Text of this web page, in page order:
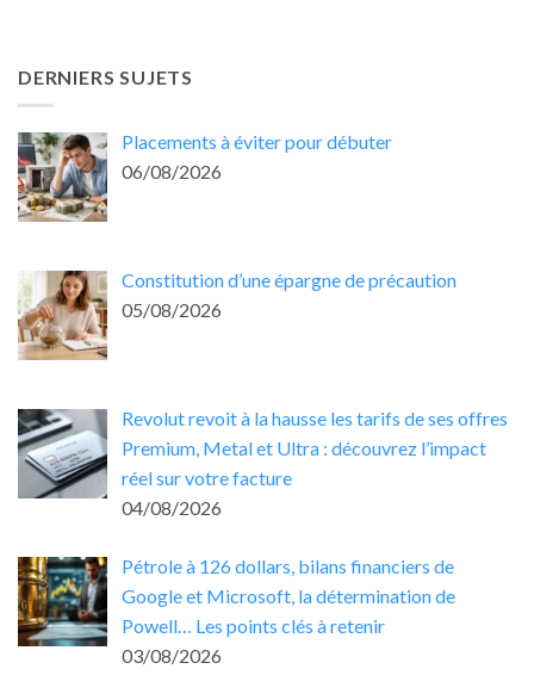
DERNIERS SUJETS
Placements à éviter pour débuter
06/08/2026
Constitution d’une épargne de précaution
05/08/2026
Revolut revoit à la hausse les tarifs de ses offres
Premium, Metal et Ultra : découvrez l’impact
réel sur votre facture
04/08/2026
Pétrole à 126 dollars, bilans financiers de
Google et Microsoft, la détermination de
Powell… Les points clés à retenir
03/08/2026